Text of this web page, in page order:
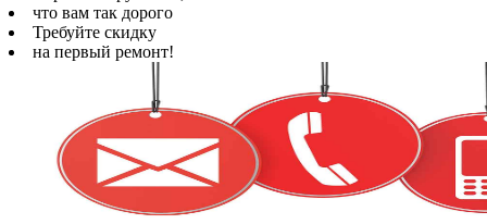
что вам так дорого
Требуйте скидку
на первый ремонт!